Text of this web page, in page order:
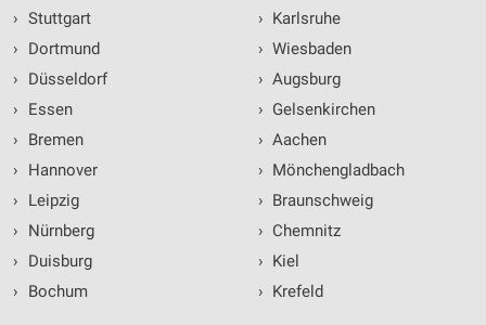
› Stuttgart
›
Dortmund
›
Düsseldorf
›
Essen
›
Bremen
›
Hannover
›
Leipzig
›
Nürnberg
›
Duisburg
›
Bochum
› Karlsruhe
› Wiesbaden
› Augsburg
› Gelsenkirchen
› Aachen
› Mönchengladbach
› Braunschweig
› Chemnitz
› Kiel
› Krefeld